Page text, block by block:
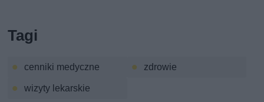
Tagi
cenniki medyczne
zdrowie
wizyty lekarskie